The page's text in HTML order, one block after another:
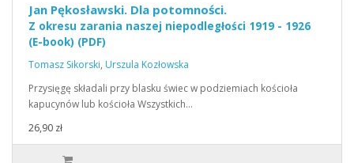
Jan Pękosławski. Dla potomności.
Z okresu zarania naszej niepodległości 1919 - 1926
(E-book) (PDF)
Tomasz Sikorski, Urszula Kozłowska
Przysięgę składali przy blasku świec w podziemiach kościoła
kapucynów lub kościoła Wszystkich…
26,90 zł